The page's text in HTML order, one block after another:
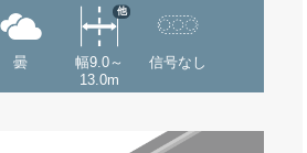
曇
幅9.0～
13.0m
他
信号なし